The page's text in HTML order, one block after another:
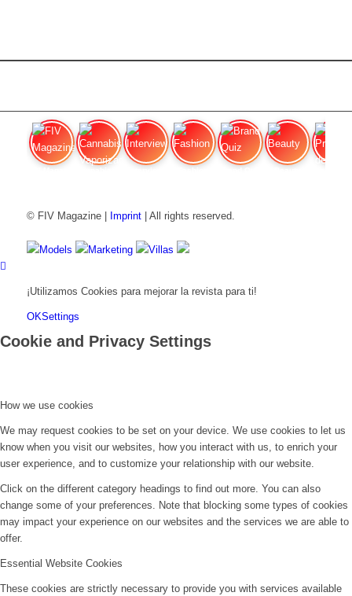
© FIV Magazine | Imprint| All rights reserved.
Models Marketing Villas
¡Utilizamos Cookies para mejorar la revista para ti!
OKSettings
Cookie and Privacy Settings
How we use cookies
We may request cookies to be set on your device. We use cookies to let us
know when you visit our websites, how you interact with us, to enrich your
user experience, and to customize your relationship with our website.
Click on the different category headings to find out more. You can also
change some of your preferences. Note that blocking some types of cookies
may impact your experience on our websites and the services we are able to
offer.
Essential Website Cookies
These cookies are strictly necessary to provide you with services available